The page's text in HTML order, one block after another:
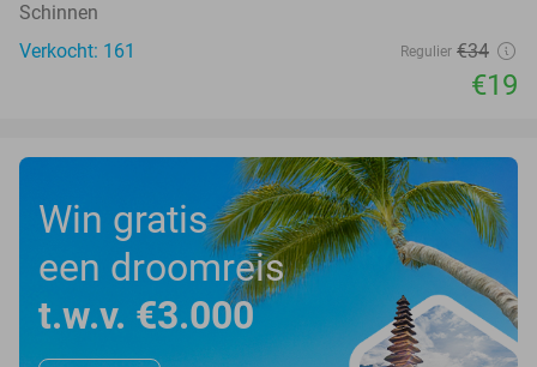
Schinnen
Verkocht: 161
Regulier €34
€19
Win gratis
een droomreis
t.w.v. €3.000